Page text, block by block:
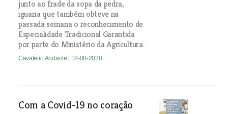
junto ao frade da sopa da pedra,
iguaria que também obteve na
passada semana o reconhecimento de
Especialidade Tradicional Garantida
por parte do Ministério da Agricultura.
Cavaleiro Andante | 18-08-2020
Com a Covid-19 no coração